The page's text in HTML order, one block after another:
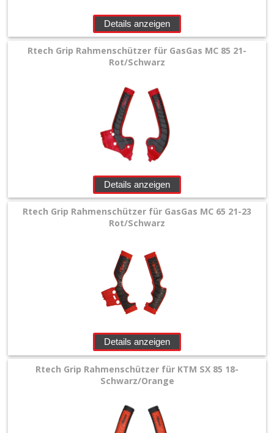
Details anzeigen
Rtech Grip Rahmenschützer für GasGas MC 85 21-
Rot/Schwarz
Details anzeigen
Rtech Grip Rahmenschützer für GasGas MC 65 21-23
Rot/Schwarz
Details anzeigen
Rtech Grip Rahmenschützer für KTM SX 85 18-
Schwarz/Orange